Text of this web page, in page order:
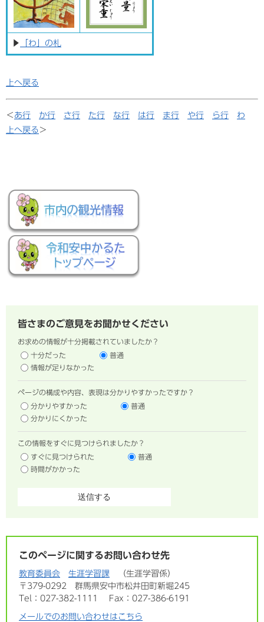
▶ 「わ」の札
上へ戻る
＜ あ行 か行 さ行 た行 な行 は行 ま行 や行 ら行
わ
上へ戻る ＞
皆さまのご意見をお聞かせください
お求めの情報が十分掲載されていましたか？
十分だった
普通
情報が足りなかった
ページの構成や内容、表現は分かりやすかったですか？
分かりやすかった
普通
分かりにくかった
この情報をすぐに見つけられましたか？
すぐに見つけられた
普通
時間がかかった
このページに関するお問い合わせ先
教育委員会 生涯学習課
生涯学習係
〒379-0292
群馬県安中市松井田町新堀245
Tel：027-382-1111
Fax：027-386-6191
メールでのお問い合わせはこちら